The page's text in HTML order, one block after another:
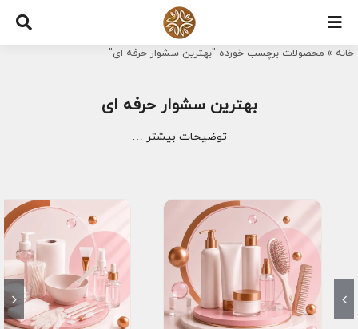
Skip
content
خانه » محصولات برچسب خورده "بهترین سشوار حرفه ای"
بهترین سشوار حرفه ای
توضیحات بیشتر …